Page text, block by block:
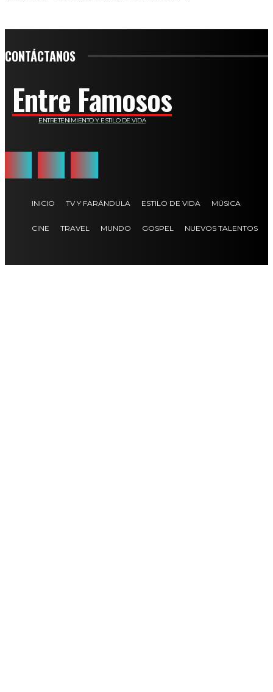
CONTÁCTANOS
Entre Famosos
ENTRETENIMIENTO Y ESTILO DE VIDA
INICIO TV Y FARÁNDULA ESTILO DE VIDA MÚSICA
CINE TRAVEL MUNDO GOSPEL NUEVOS TALENTOS